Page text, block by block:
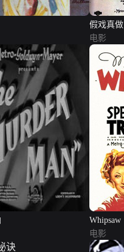
假戏真做
电影
Whipsaw
电影